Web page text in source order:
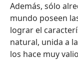
Además, sólo
mundo poseen
lograr el
natural, unida a
los hace muy